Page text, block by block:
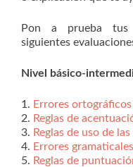
Pon a prueba tus
siguientes
Nivel básico-
1. Errores
2. Reglas de
3. Reglas de uso de
4. Errores
5. Reglas de